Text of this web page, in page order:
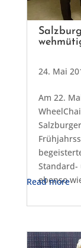
24. Mai
Am 22.
Standard-
ebenso
Read more